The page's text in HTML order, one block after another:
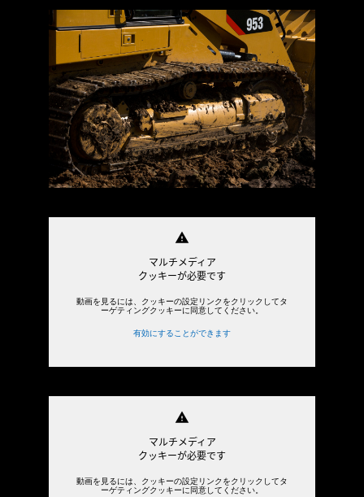
warning
マルチメディア
クッキーが必要です
動画を見るには、クッキーの設定リンクをクリックしてタ
ーゲティングクッキーに同意してください。
有効にすることができます
warning
マルチメディア
クッキーが必要です
動画を見るには、クッキーの設定リンクをクリックしてタ
ーゲティングクッキーに同意してください。